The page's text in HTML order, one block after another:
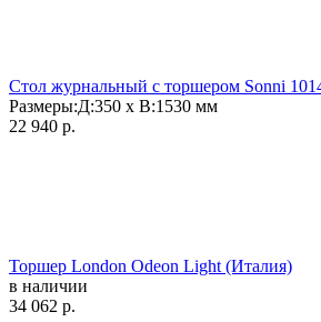
Стол журнальный с торшером Sonni
Размеры:Д:350 x В:1530 мм
22 940 р.
Торшер London Odeon Light (Италия)
в наличии
34 062 р.